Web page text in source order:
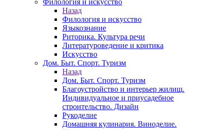
Филология и искусство
Назад
Филология и искусство
Языкознание
Риторика. Культура речи
Литературоведение и критика
Искусство
Дом. Быт. Спорт. Туризм
Назад
Дом. Быт. Спорт. Туризм
Благоустройство и интерьер жилищ.
Индивидуальное и приусадебное
строительство. Дизайн
Рукоделие
Домашняя кулинария. Виноделие.